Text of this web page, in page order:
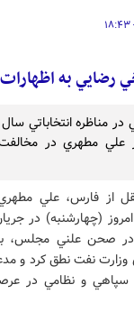
رضايي به
علي مطهري در
از فارس، علي مطهري
در صحن علني مجلس،
‌وزارت نفت نطق كرد و
و نظامي در